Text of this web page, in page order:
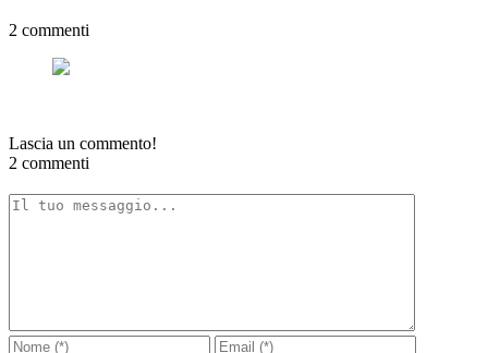
2 commenti
Lascia un commento!
2 commenti